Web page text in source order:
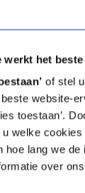
werkt het
of stel
website-
toestaan’.
u welke
hoe lang we de
over
in de
prestaties,